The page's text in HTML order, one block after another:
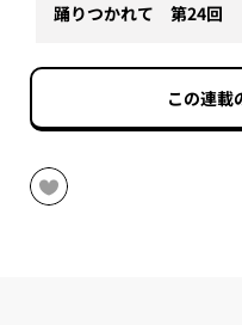
踊りつかれて 第24回
この連載